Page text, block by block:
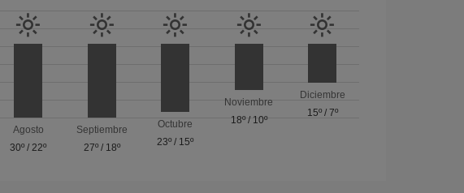
Agosto
30º /22º
Septiembre
27º/ 18º
Octubre
23º / 15º
Noviembre
18º/ 10º
Diciembre
15º/ 7º